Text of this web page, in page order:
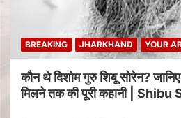
BREAKING JHARKHAND YOUR
कौन थे दिशोम गुरु शिबू सोरेन?
मिलने तक की पूरी कहानी |